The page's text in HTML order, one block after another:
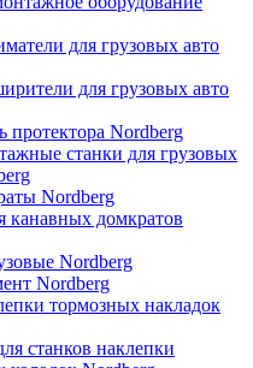
для грузовых авто
для грузовых авто
протектора Nordberg
станки для грузовых
Nordberg
канавных домкратов
Nordberg
Nordberg
тормозных накладок
станков наклепки